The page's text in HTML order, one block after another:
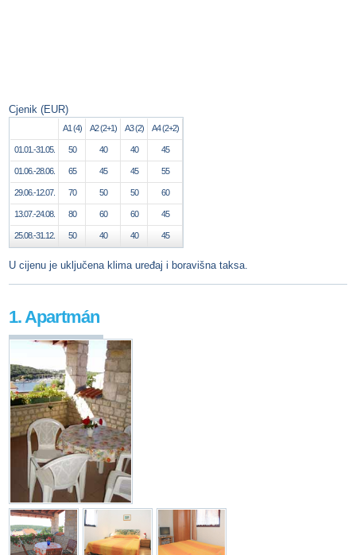
Cjenik (EUR)
A1 (4) A2 (2+1) A3 (2) A4 (2+2)
01.01.-31.05. 50 40 40 45
01.06.-28.06. 65 45 45 55
29.06.-12.07. 70 50 50 60
13.07.-24.08. 80 60 60 45
25.08.-31.12. 50 40 40 45
U cijenu je uključena klima uređaj i boravišna taksa.
1. Apartmán